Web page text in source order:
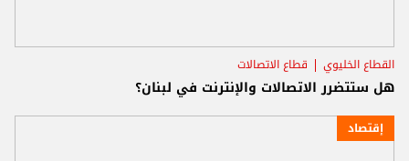
القطاع الخليوي قطاع الاتصالات
هل ستتضرر الاتصالات والإنترنت في لبنان؟
إقتصاد